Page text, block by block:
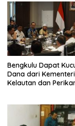
Bengkulu Dapat
Dana dari
Kelautan dan